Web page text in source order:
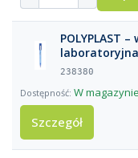
POLYPLAST
238380
W magazynie
Szczegół